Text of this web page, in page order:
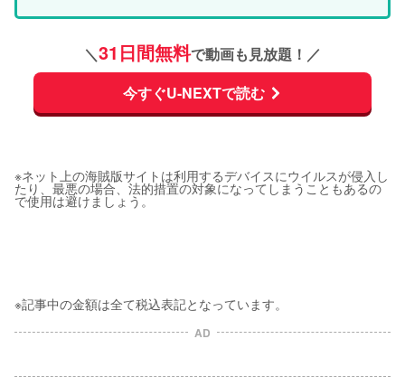
＼31日間無料で動画も見放題！／
今すぐU-NEXTで読む
※ネット上の海賊版サイトは利用するデバイスにウイルスが侵入し
たり、最悪の場合、法的措置の対象になってしまうこともあるの
で使用は避けましょう。
※記事中の金額は全て税込表記となっています。
AD